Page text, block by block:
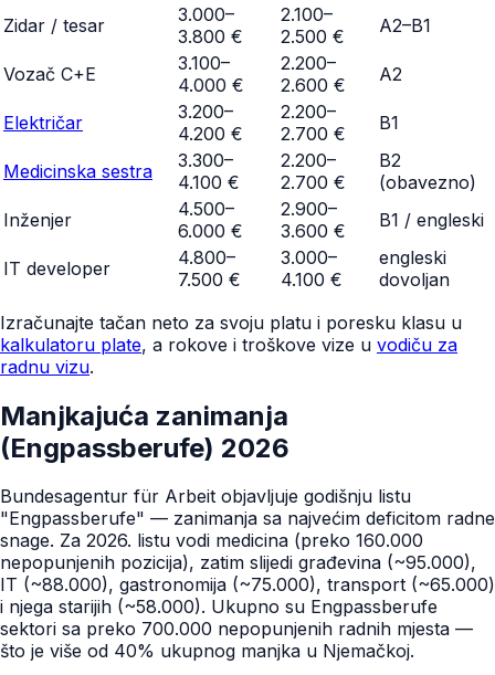
Zidar / tesar
3.000–
3.800 €
2.100–
2.500 €
A2–B1
Vozač C+E
3.100–
4.000 €
2.200–
2.600 €
A2
Električar
3.200–
4.200 €
2.200–
2.700 €
B1
Medicinska sestra
3.300–
4.100 €
2.200–
2.700 €
B2
(obavezno)
Inženjer
4.500–
6.000 €
2.900–
3.600 €
B1 / engleski
IT developer
4.800–
7.500 €
3.000–
4.100 €
engleski
dovoljan
Izračunajte tačan neto za svoju platu i poresku klasu u
kalkulatoru plate, a rokove i troškove vize u vodiču za
radnu vizu.
Manjkajuća zanimanja
(Engpassberufe) 2026
Bundesagentur für Arbeit objavljuje godišnju listu
"Engpassberufe" — zanimanja sa najvećim deficitom radne
snage. Za 2026. listu vodi medicina (preko 160.000
nepopunjenih pozicija), zatim slijedi građevina (~95.000),
IT (~88.000), gastronomija (~75.000), transport (~65.000)
i njega starijih (~58.000). Ukupno su Engpassberufe
sektori sa preko 700.000 nepopunjenih radnih mjesta —
što je više od 40% ukupnog manjka u Njemačkoj.